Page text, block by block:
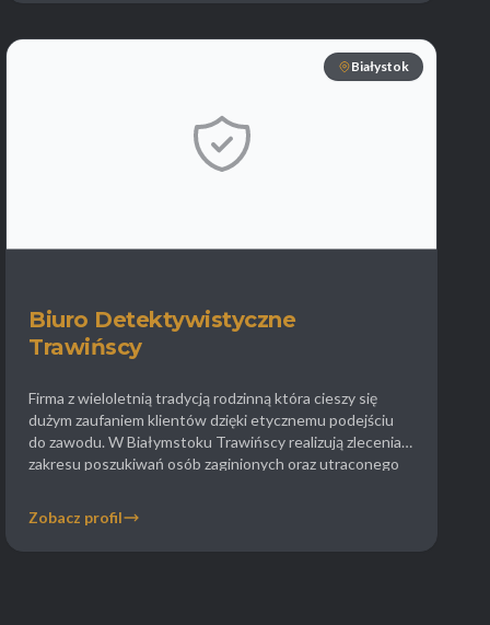
Białystok
Biuro Detektywistyczne
Trawińscy
Firma z wieloletnią tradycją rodzinną która cieszy się
dużym zaufaniem klientów dzięki etycznemu podejściu
do zawodu. W Białymstoku Trawińscy realizują zlecenia z
zakresu poszukiwań osób zaginionych oraz utraconego
miejsca pobytu dzieci wywiezionych bez zgody jednego z
rodziców. Detektywi oferują również profesjonalne
Zobacz profil